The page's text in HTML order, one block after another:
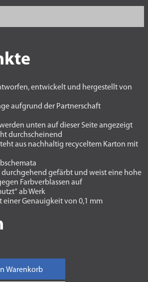
entwickelt und hergestellt von
aufgrund der Partnerschaft
unten auf dieser Seite angezeigt
durchscheinend
aus nachhaltig recyceltem Karton mit
durchgehend gefärbt und weist eine hohe
Farbverblassen auf
ab Werk
einer Genauigkeit von 0,1 mm
Warenkorb